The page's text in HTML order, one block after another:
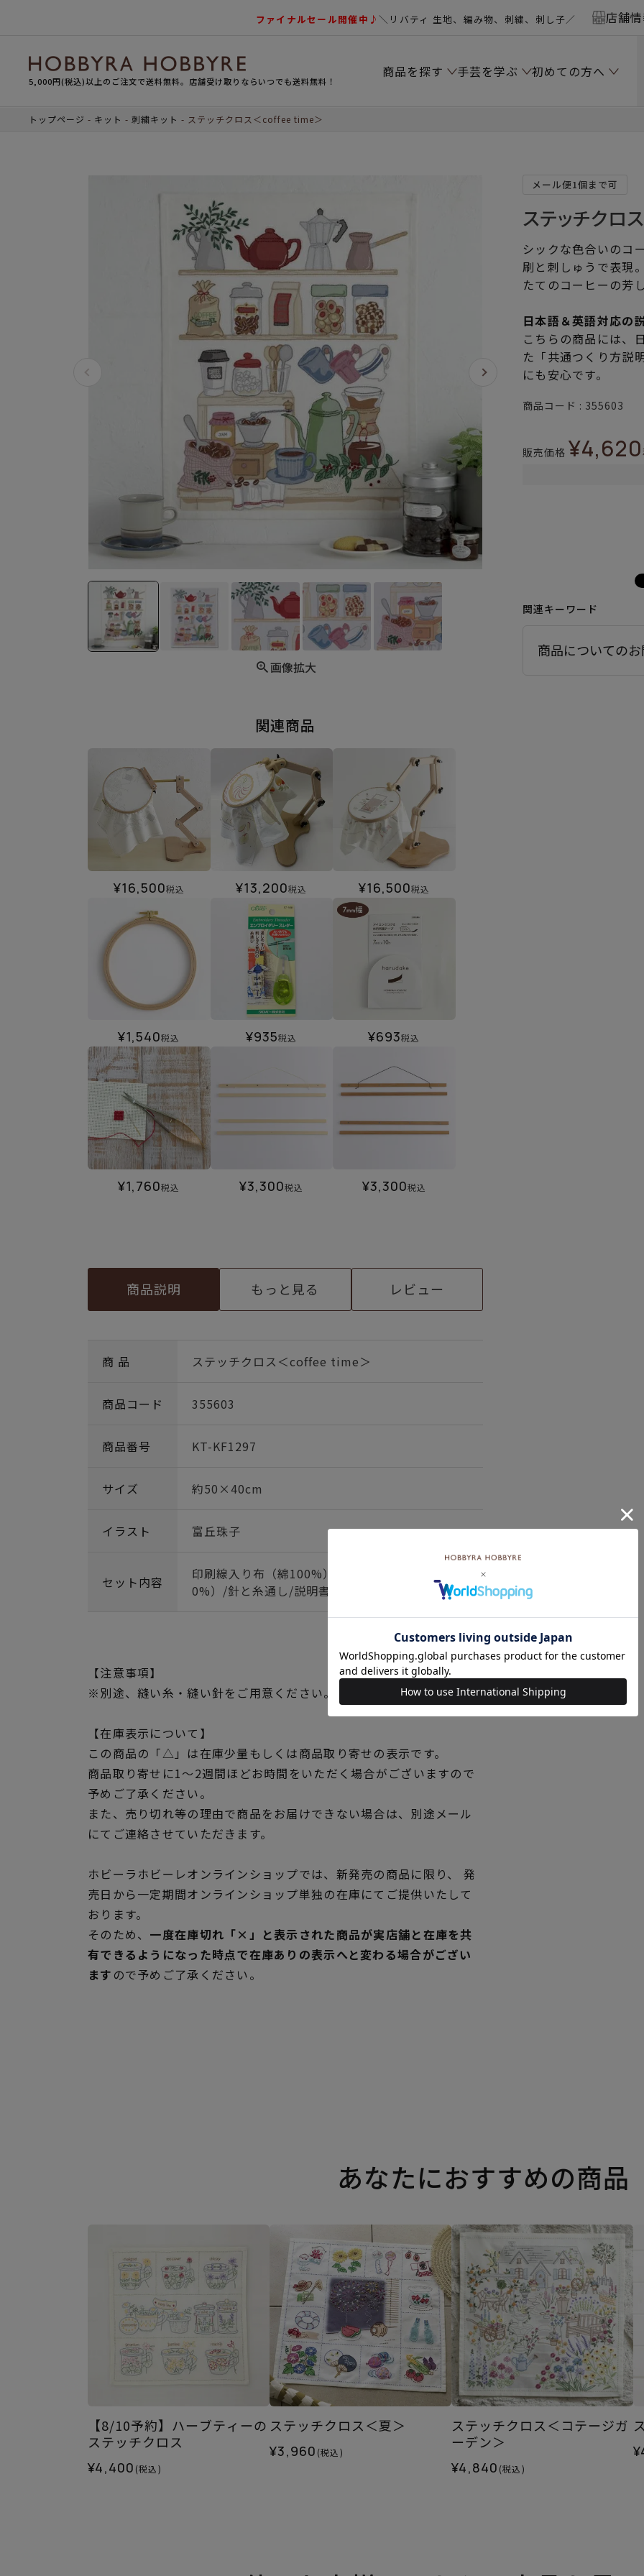
ファイナルセール開催中♪＼リバティ 生地、編み物、刺繍、刺し子／ 店舗
5,000円(税込)以上のご注文で送料無料。店舗受け取りならいつでも送料無料！
商品を探す 手芸を学ぶ 初めての方へ
トップページ キット 刺繍キット ステッチクロス＜coffee time＞
画像拡大
関連商品
¥16,500税込 ¥13,200税込 ¥16,500税込
¥1,540税込 ¥935税込 ¥693税込
¥1,760税込 ¥3,300税込 ¥3,300税込
商品説明 もっと見る レビュー
商 品 ステッチクロス＜coffee time＞
商品コード 355603
商品番号 KT-KF1297
サイズ 約50×40cm
イラスト 富丘珠子
セット内容
印刷線入り布（綿100%）/刺しゅう糸16種（綿10
0%）/針と糸通し/説明書2種
【注意事項】
※別途、縫い糸・縫い針をご用意ください。
【在庫表示について】
この商品の「△」は在庫少量もしくは商品取り寄せの表示です。
商品取り寄せに1～2週間ほどお時間をいただく場合がございますので
予めご了承ください。
また、売り切れ等の理由で商品をお届けできない場合は、別途メール
にてご連絡させていただきます。
ホビーラホビーレオンラインショップでは、新発売の商品に限り、 発
売日から一定期間オンラインショップ単独の在庫にてご提供いたして
おります。
そのため、 一度在庫切れ「×」と表示された商品が実店舗と在庫を共
有できるようになった時点で在庫ありの表示へと変わる場合がござい
ます ので予めご了承ください。
メール便1個まで可
ステッチク
シックな色合いのコ
刷と刺しゅうで表現
たてのコーヒーの芳
日本語＆英語対応の
こちらの商品には、
た「共通つくり方説
にも安心です。
商品コード 355603
販売価格 ¥4,620
関連キーワード
商品についての
あなたにおすすめの商品
【8/10予約】ハーブティーの
ステッチクロス
¥4,400 (税込)
ステッチクロス＜夏＞
¥3,960 (税込)
ステッチクロス＜コテージガ
ーデン＞
¥4,840 (税込)